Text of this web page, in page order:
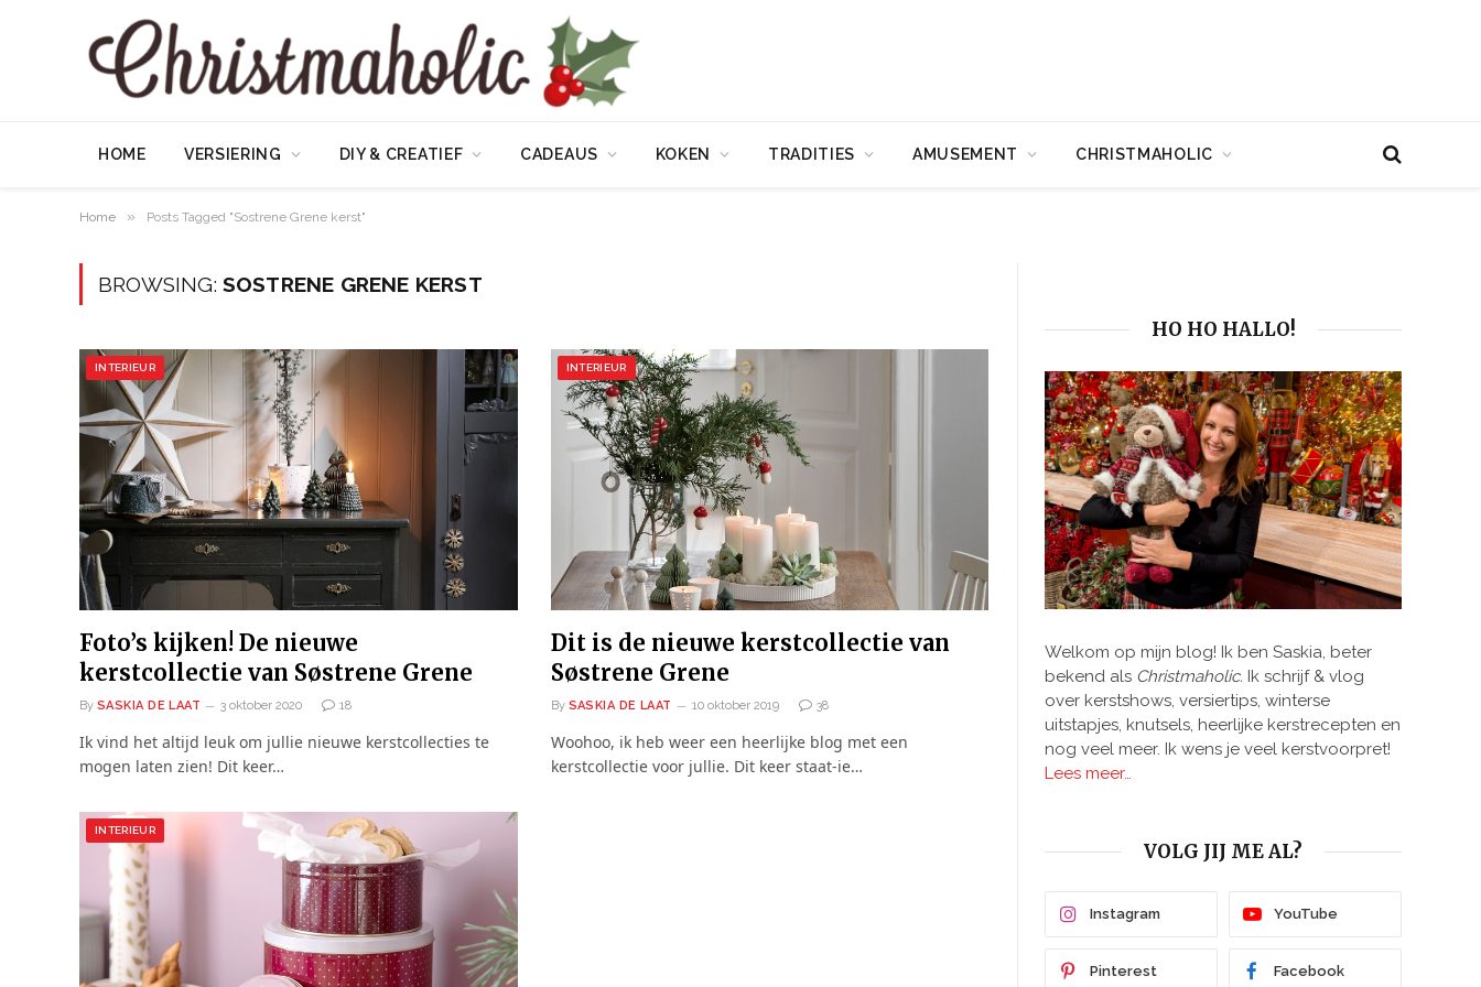
HOME VERSIERING DIY & CREATIEF CADEAUS KOKEN TRADITIES AMUSEMENT CHRISTMAHOLIC
Home » Posts Tagged "Sostrene Grene kerst"
BROWSING: SOSTRENE GRENE KERST
INTERIEUR
Foto’s kijken! De nieuwe
kerstcollectie van Søstrene Grene
By SASKIA DE LAAT 3 oktober 2020 18
Ik vind het altijd leuk om jullie nieuwe kerstcollecties te
mogen laten zien! Dit keer…
INTERIEUR
Dit is de nieuwe kerstcollectie van
Søstrene Grene
By SASKIA DE LAAT 10 oktober 2019 38
Woohoo, ik heb weer een heerlijke blog met een
kerstcollectie voor jullie. Dit keer staat-ie…
INTERIEUR
HO HO HALLO!
Welkom op mijn blog! Ik ben Saskia, beter
bekend als Christmaholic. Ik schrijf & vlog
over kerstshows, versiertips, winterse
uitstapjes, knutsels, heerlijke kerstrecepten en
nog veel meer. Ik wens je veel kerstvoorpret!
Lees meer…
VOLG JIJ ME AL?
Instagram YouTube
Pinterest Facebook